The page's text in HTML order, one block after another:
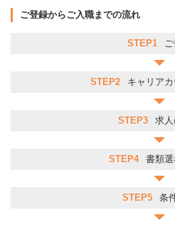
ご登録からご入職までの流れ
STEP1
STEP2 キャリア
STEP3 求
STEP4 書類
STEP5 条